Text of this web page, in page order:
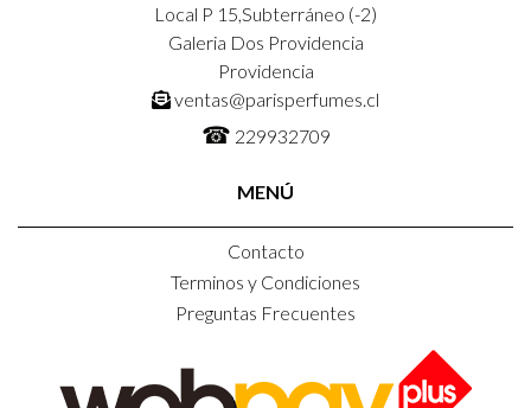
Local P 15,Subterráneo (-2)
Galeria Dos Providencia
Providencia
ventas@parisperfumes.cl
☎ 229932709
MENÚ
Contacto
Terminos y Condiciones
Preguntas Frecuentes